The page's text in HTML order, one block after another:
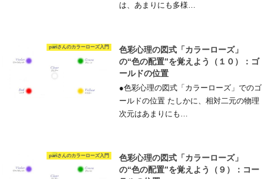
は、あまりにも多様…
pariさんのカラーローズ入門
色彩心理の図式「カラーローズ」
の“色の配置”を覚えよう（１０）：ゴ
ールドの位置
●色彩心理の図式「カラーローズ」でのゴ
ールドの位置 たしかに、相対二元の物理
次元はあまりにも…
pariさんのカラーローズ入門
色彩心理の図式「カラーローズ」
の“色の配置”を覚えよう（９）：コー